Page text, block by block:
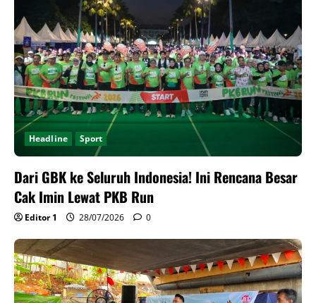
Headline Sport
Dari GBK ke Seluruh Indonesia! Ini Rencana Besar
Cak Imin Lewat PKB Run
Editor 1 28/07/2026 0